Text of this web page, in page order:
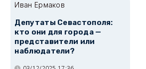
Иван Ермаков
Депутаты Севастополя:
кто они для города —
представители или
наблюдатели?